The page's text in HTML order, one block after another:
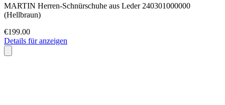
MARTIN Herren-Schnürschuhe aus Leder 240301000000
(Hellbraun)
€199.00
Details für anzeigen